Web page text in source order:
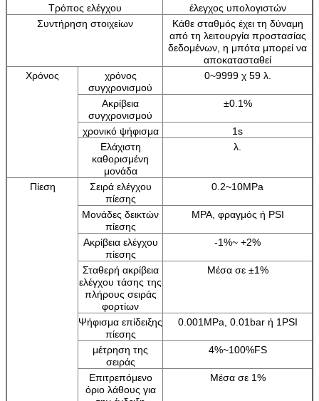
Τρόπος ελέγχου
έλεγχος υπολογιστών
Συντήρηση στοιχείων
Κάθε σταθμός έχει τη δύναμη
από τη λειτουργία προστασίας
δεδομένων, η μπότα μπορεί να
αποκατασταθεί
Χρόνος
χρόνος
συγχρονισμού
0~9999 χ 59 λ.
Ακρίβεια
συγχρονισμού
±0.1%
χρονικό ψήφισμα
1s
Ελάχιστη
καθορισμένη
μονάδα
λ.
Πίεση
Σειρά ελέγχου
πίεσης
0.2~10MPa
Μονάδες δεικτών
πίεσης
MPA, φραγμός ή PSI
Ακρίβεια ελέγχου
πίεσης
-1%~ +2%
Σταθερή ακρίβεια
ελέγχου τάσης της
πλήρους σειράς
φορτίων
Μέσα σε ±1%
Ψήφισμα επίδειξης
πίεσης
0.001MPa, 0.01bar ή 1PSI
μέτρηση της
σειράς
4%~100%FS
Επιτρεπόμενο
όριο λάθους για
Μέσα σε 1%